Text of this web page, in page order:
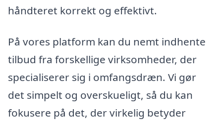
håndteret korrekt og effektivt.
På vores platform kan du nemt indhente
tilbud fra forskellige virksomheder, der
specialiserer sig i omfangsdræn. Vi gør
det simpelt og overskueligt, så du kan
fokusere på det, der virkelig betyder